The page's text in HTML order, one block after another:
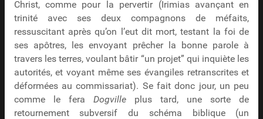
Christ, comme pour la pervertir (Irimias avançant en
trinité avec ses deux compagnons de méfaits,
ressuscitant après qu’on l’eut dit mort, testant la foi de
ses apôtres, les envoyant prêcher la bonne parole à
travers les terres, voulant bâtir “un projet” qui inquiète les
autorités, et voyant même ses évangiles retranscrites et
déformées au commissariat). Se fait donc jour, un peu
comme le fera Dogvilleplus tard, une sorte de
retournement subversif du schéma biblique (un